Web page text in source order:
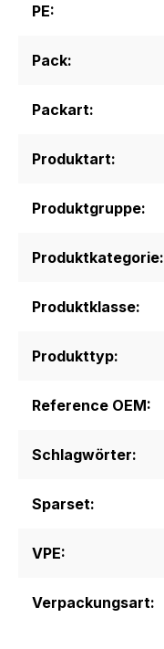
PE:
Pack:
Packart:
Produktart:
Produktgruppe:
Produktkategorie:
Produktklasse:
Produkttyp:
Reference OEM:
Schlagwörter:
Sparset:
VPE:
Verpackungsart: